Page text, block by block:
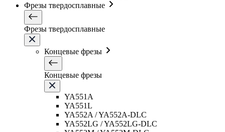
Фрезы твердосплавные
Фрезы твердосплавные
Концевые фрезы
Концевые фрезы
YA551A
YA551L
YA552A / YA552A-DLC
YA552LG / YA552LG-DLC